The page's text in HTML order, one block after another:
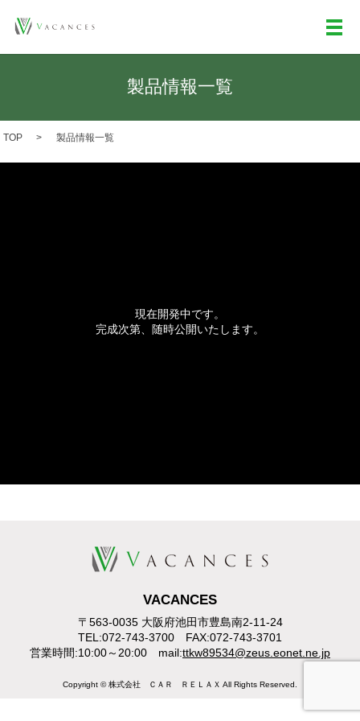
メ
製品情報一覧
TOP 製品情報一覧
現在開発中です。
完成次第、随時公開いたします。
VACANCES
〒563-0035 大阪府池田市豊島南2-11-24
TEL:072-743-3700 FAX:072-743-3701
営業時間:10:00～20:00 mail:ttkw89534@zeus.eonet.ne.jp
Copyright © 株式会社 ＣＡＲ ＲＥＬＡＸ All Rights Reserved.